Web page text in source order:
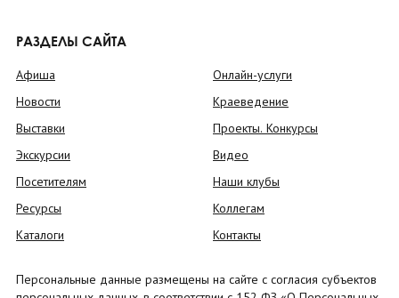
РАЗДЕЛЫ САЙТА
Афиша
Новости
Выставки
Экскурсии
Посетителям
Ресурсы
Каталоги
Онлайн-услуги
Краеведение
Проекты. Конкурсы
Видео
Наши клубы
Коллегам
Контакты
Персональные данные размещены на сайте с согласия субъектов